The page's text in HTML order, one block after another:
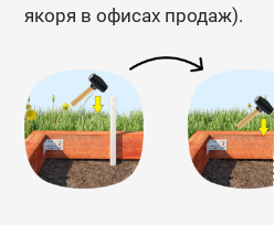
якоря в офисах продаж).